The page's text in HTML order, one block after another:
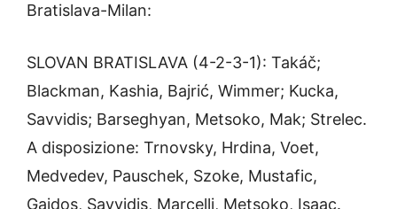
Bratislava-Milan:
SLOVAN BRATISLAVA (4-2-3-1): Takáč;
Blackman, Kashia, Bajrić, Wimmer; Kucka,
Savvidis; Barseghyan, Metsoko, Mak; Strelec.
A disposizione: Trnovsky, Hrdina, Voet,
Medvedev, Pauschek, Szoke, Mustafic,
Gajdos, Savvidis, Marcelli, Metsoko, Isaac.